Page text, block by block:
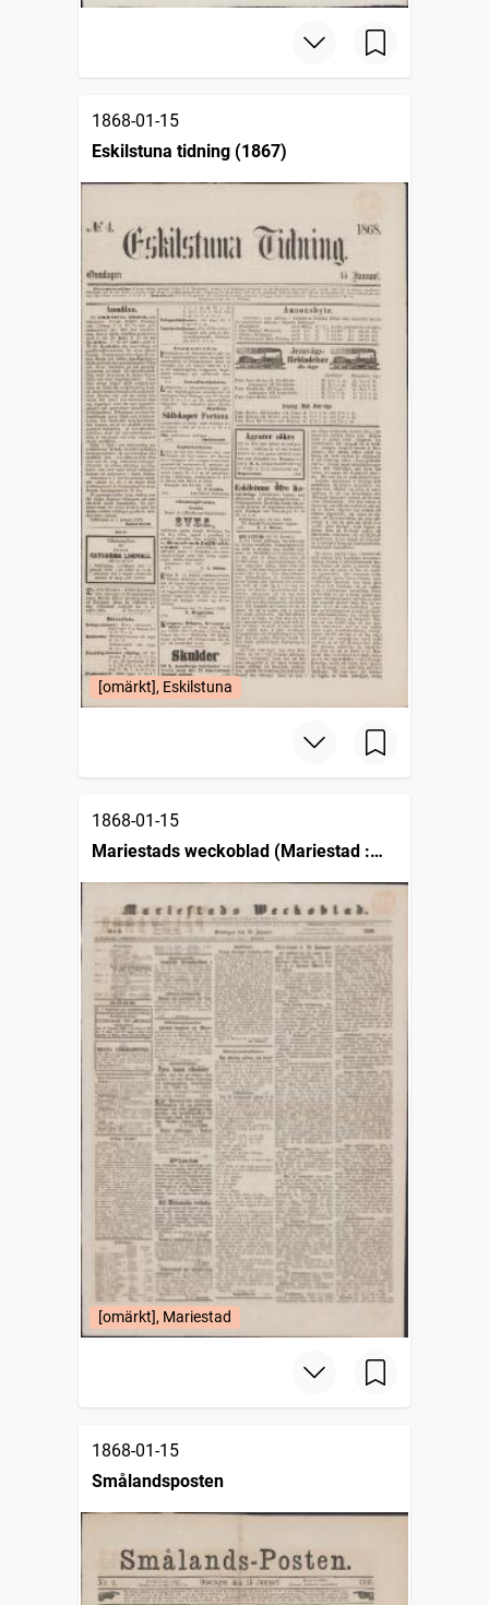
1868-01-15
Eskilstuna tidning (1867)
[omärkt], Eskilstuna
1868-01-15
Mariestads weckoblad (Mariestad :
1834)
[omärkt], Mariestad
1868-01-15
Smålandsposten